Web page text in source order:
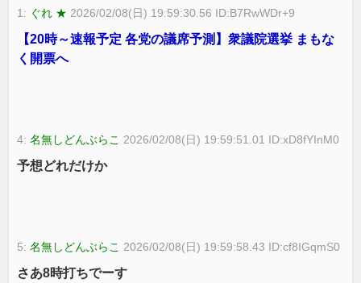
1: ぐれ ★ 2026/02/08(日) 19:59:30.56 ID:B7RwWDr+9
【20時～速報予定 各党の議席予測】衆議院選挙 まもな
く開票へ
4:名無しどんぶらこ 2026/02/08(日) 19:59:51.01 ID:xD8fYInM0
予想どれだけか
5:名無しどんぶらこ 2026/02/08(日) 19:59:58.43 ID:cf8IGqmS0
さあ8時打ちでーす